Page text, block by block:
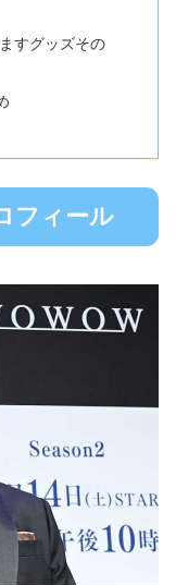
すグッズその
フィール